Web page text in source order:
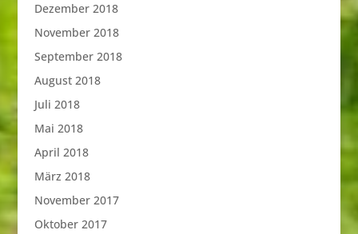
Dezember 2018
November 2018
September 2018
August 2018
Juli 2018
Mai 2018
April 2018
März 2018
November 2017
Oktober 2017